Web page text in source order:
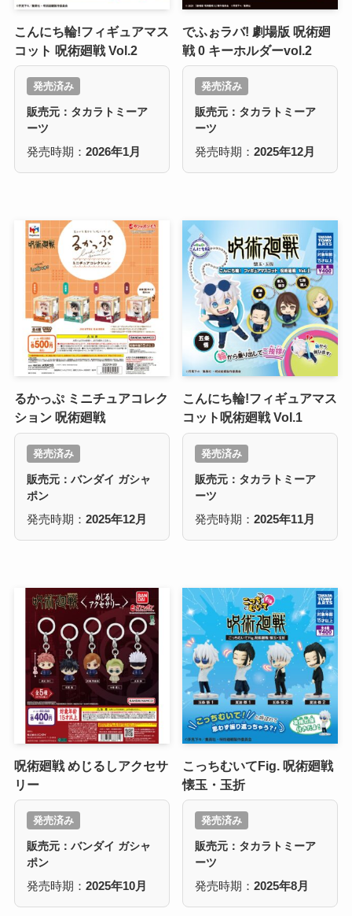
こんにち輪!フィギュアマス
コット 呪術廻戦 Vol.2
発売済み
販売元：タカラトミーア
ーツ
発売時期： 2026年1月
でふぉラバ! 劇場版 呪術廻
戦 0 キーホルダーvol.2
発売済み
販売元：タカラトミーア
ーツ
発売時期：2025年12月
るかっぷ ミニチュアコレク
ション 呪術廻戦
発売済み
販売元：バンダイ ガシャ
ポン
発売時期： 2025年12月
こんにち輪!フィギュアマス
コット呪術廻戦 Vol.1
発売済み
販売元：タカラトミーア
ーツ
発売時期：2025年11月
呪術廻戦 めじるしアクセサ
リー
発売済み
販売元：バンダイ ガシャ
ポン
発売時期： 2025年10月
こっちむいてFig. 呪術廻戦
懐玉・玉折
発売済み
販売元：タカラトミーア
ーツ
発売時期：2025年8月